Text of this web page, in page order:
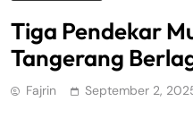
Tiga Pendekar
Tangerang
Fajrin September 2,